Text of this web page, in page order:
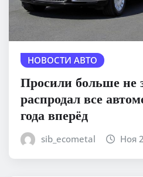
НОВОСТИ АВТО
Просили больше не
распродал все
года вперёд
sib_ecometal Ноя